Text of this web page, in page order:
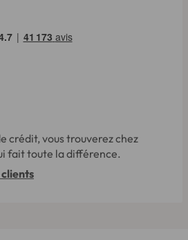
crédit, vous trouverez chez
fait toute la différence.
clients